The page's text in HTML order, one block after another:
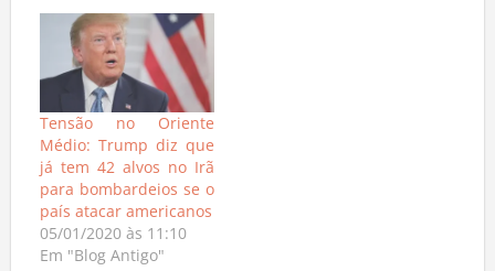
Tensão no Oriente
Médio: Trump diz que
já tem 42 alvos no Irã
para bombardeios se o
país atacar americanos
05/01/2020 às 11:10
Em "Blog Antigo"